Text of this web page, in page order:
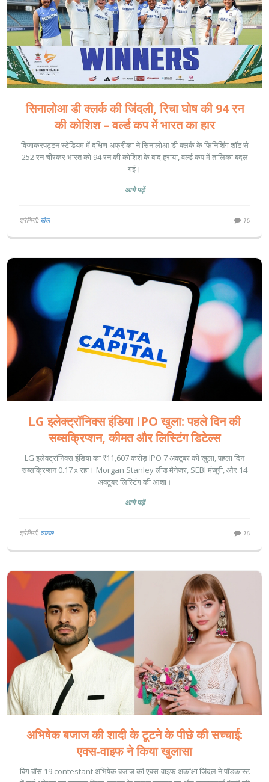
सिनालोआ डी क्लर्क की जिंदली, रिचा घोष की 94 रन
की कोशिश – वर्ल्ड कप में भारत का हार
विजाकरपट्टन स्टेडियम में दक्षिण अफ्रीका ने सिनालोआ डी क्लर्क के फिनिशिंग शॉट से
252 रन चीरकर भारत को 94 रन की कोशिश के बाद हराया, वर्ल्ड कप में तालिका बदल
गई।
आगे पढ़ें
श्रेणियाँ: खेल 10
LG इलेक्ट्रॉनिक्स इंडिया IPO खुला: पहले दिन की
सब्सक्रिप्शन, कीमत और लिस्टिंग डिटेल्स
LG इलेक्ट्रॉनिक्स इंडिया का ₹11,607 करोड़ IPO 7 अक्टूबर को खुला, पहला दिन
सब्सक्रिप्शन 0.17 x रहा। Morgan Stanley लीड मैनेजर, SEBI मंजूरी, और 14
अक्टूबर लिस्टिंग की आशा।
आगे पढ़ें
श्रेणियाँ: व्यापार 10
अभिषेक बजाज की शादी के टूटने के पीछे की सच्चाई:
एक्स‑वाइफ ने किया खुलासा
बिग बॉस 19 contestant अभिषेक बजाज की एक्स‑वाइफ अकांक्षा जिंदल ने पॉडकास्ट